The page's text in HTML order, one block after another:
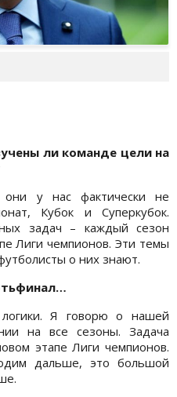
ли команде цели на
они у нас фактически не
Кубок и Суперкубок.
задач – каждый сезон
Лиги чемпионов. Эти темы
о них знают.
Я говорю о нашей
на все сезоны. Задача
этапе Лиги чемпионов.
дальше, это большой